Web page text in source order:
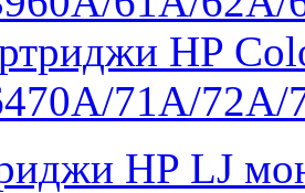
HP
71A/
HP LJ